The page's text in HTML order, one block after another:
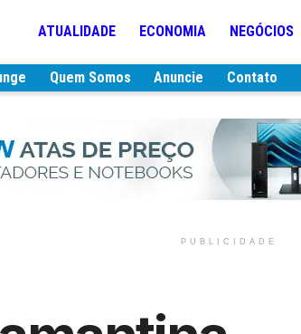
ATUALIDADE ECONOMIA NEGÓCIOS
Quem Somos Anuncie Contato
PUBLICIDADE